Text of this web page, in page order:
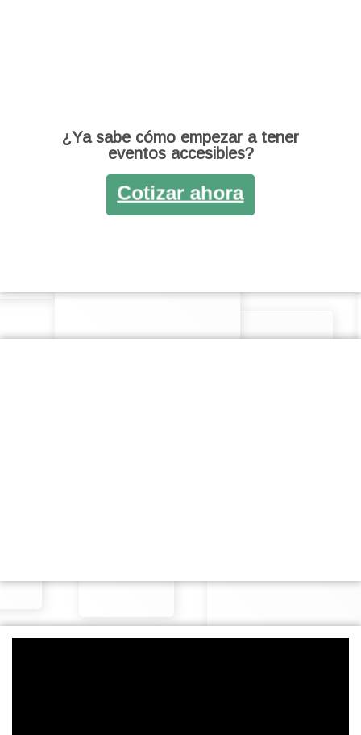
¿Ya sabe cómo empezar a tener
eventos accesibles?